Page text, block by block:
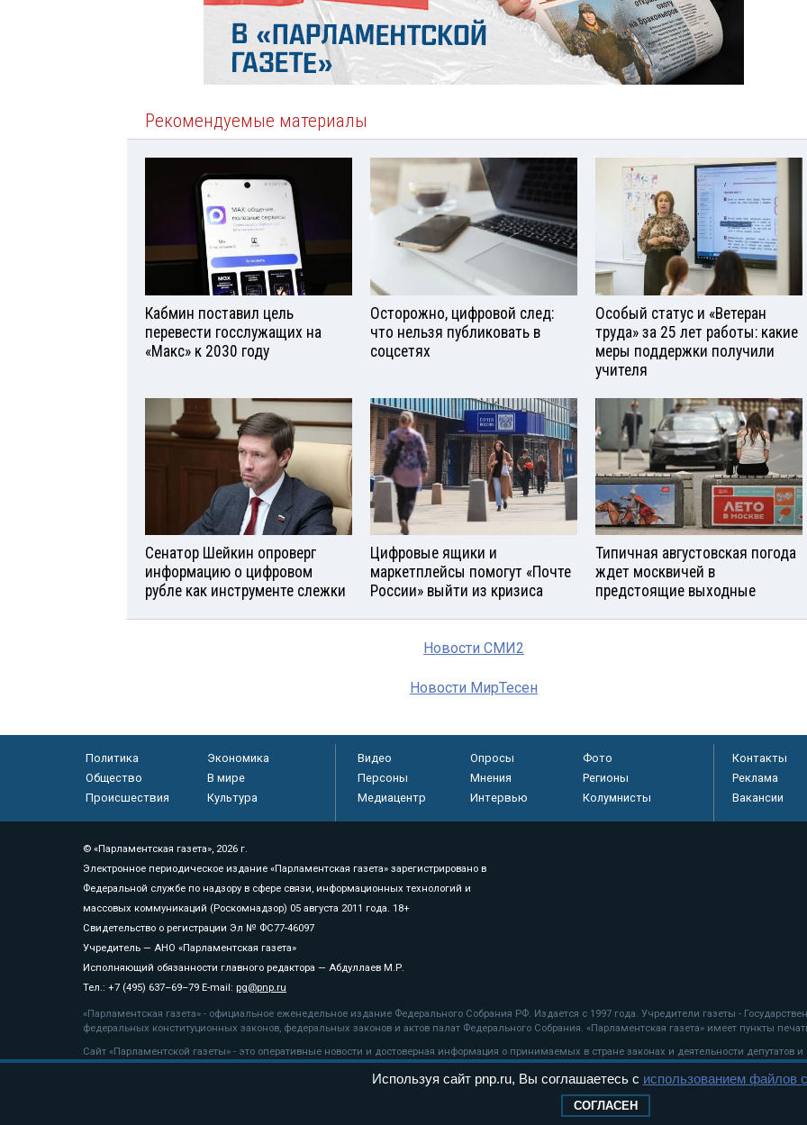
Рекомендуемые материалы
Кабмин поставил цель
перевести госслужащих на
«Макс» к 2030 году
Осторожно, цифровой след:
что нельзя публиковать в
соцсетях
Особый статус и «Ветеран
труда» за 25 лет работы: какие
меры поддержки получили
учителя
Сенатор Шейкин опроверг
информацию о цифровом
рубле как инструменте слежки
Цифровые ящики и
маркетплейсы помогут «Почте
России» выйти из кризиса
Типичная августовская погода
ждет москвичей в
предстоящие выходные
Новости СМИ2
Новости МирТесен
Политика
Экономика
Общество
В мире
Происшествия
Культура
Видео Опросы
Фото
Персоны
Мнения
Регионы
Медиацентр
Интервью Колумнисты
Контакты
Реклама
Вакансии
© «Парламентская газета», 2026 г.
Электронное периодическое издание «Парламентская газета» зарегистрировано в
Федеральной службе по надзору в сфере связи, информационных технологий и
массовых коммуникаций (Роскомнадзор) 05 августа 2011 года. 18+
Свидетельство о регистрации Эл № ФС77-46097
Учредитель — АНО «Парламентская газета»
Исполняющий обязанности главного редактора — Абдуллаев М.Р.
Тел.: +7 (495) 637–69–79 E-mail: pg@pnp.ru
«Парламентская газета» - официальное еженедельное издание Федерального Собрания РФ. Издается с 1997 года. Учредители газеты -
федеральных конституционных законов, федеральных законов и актов палат Федерального Собрания. «Парламентская газета» имеет пункты
Сайт «Парламентской газеты» - это оперативные новости и достоверная информация о принимаемых в стране законах и деятельности депутатов
«Парламентской газеты» активная ссылка на pnp.ru обязательна.
рекомендательные технологии
Используя сайт pnp.ru, Вы соглашаетесь с использованием файлов
СОГЛАСЕН